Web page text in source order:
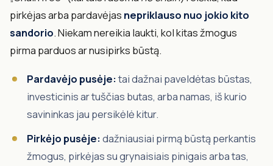
pirkėjas arba pardavėjas nepriklauso nuo jokio kito
sandorio. Niekam nereikia laukti, kol kitas žmogus
pirma parduos ar nusipirks būstą.
Pardavėjo pusėje:tai dažnai paveldėtas būstas,
investicinis ar tuščias butas, arba namas, iš kurio
savininkas jau persikėlė kitur.
Pirkėjo pusėje:dažniausiai pirmą būstą perkantis
žmogus, pirkėjas su grynaisiais pinigais arba tas,